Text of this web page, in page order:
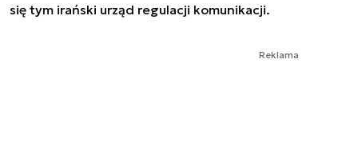
się tym irański urząd regulacji komunikacji.
Reklama